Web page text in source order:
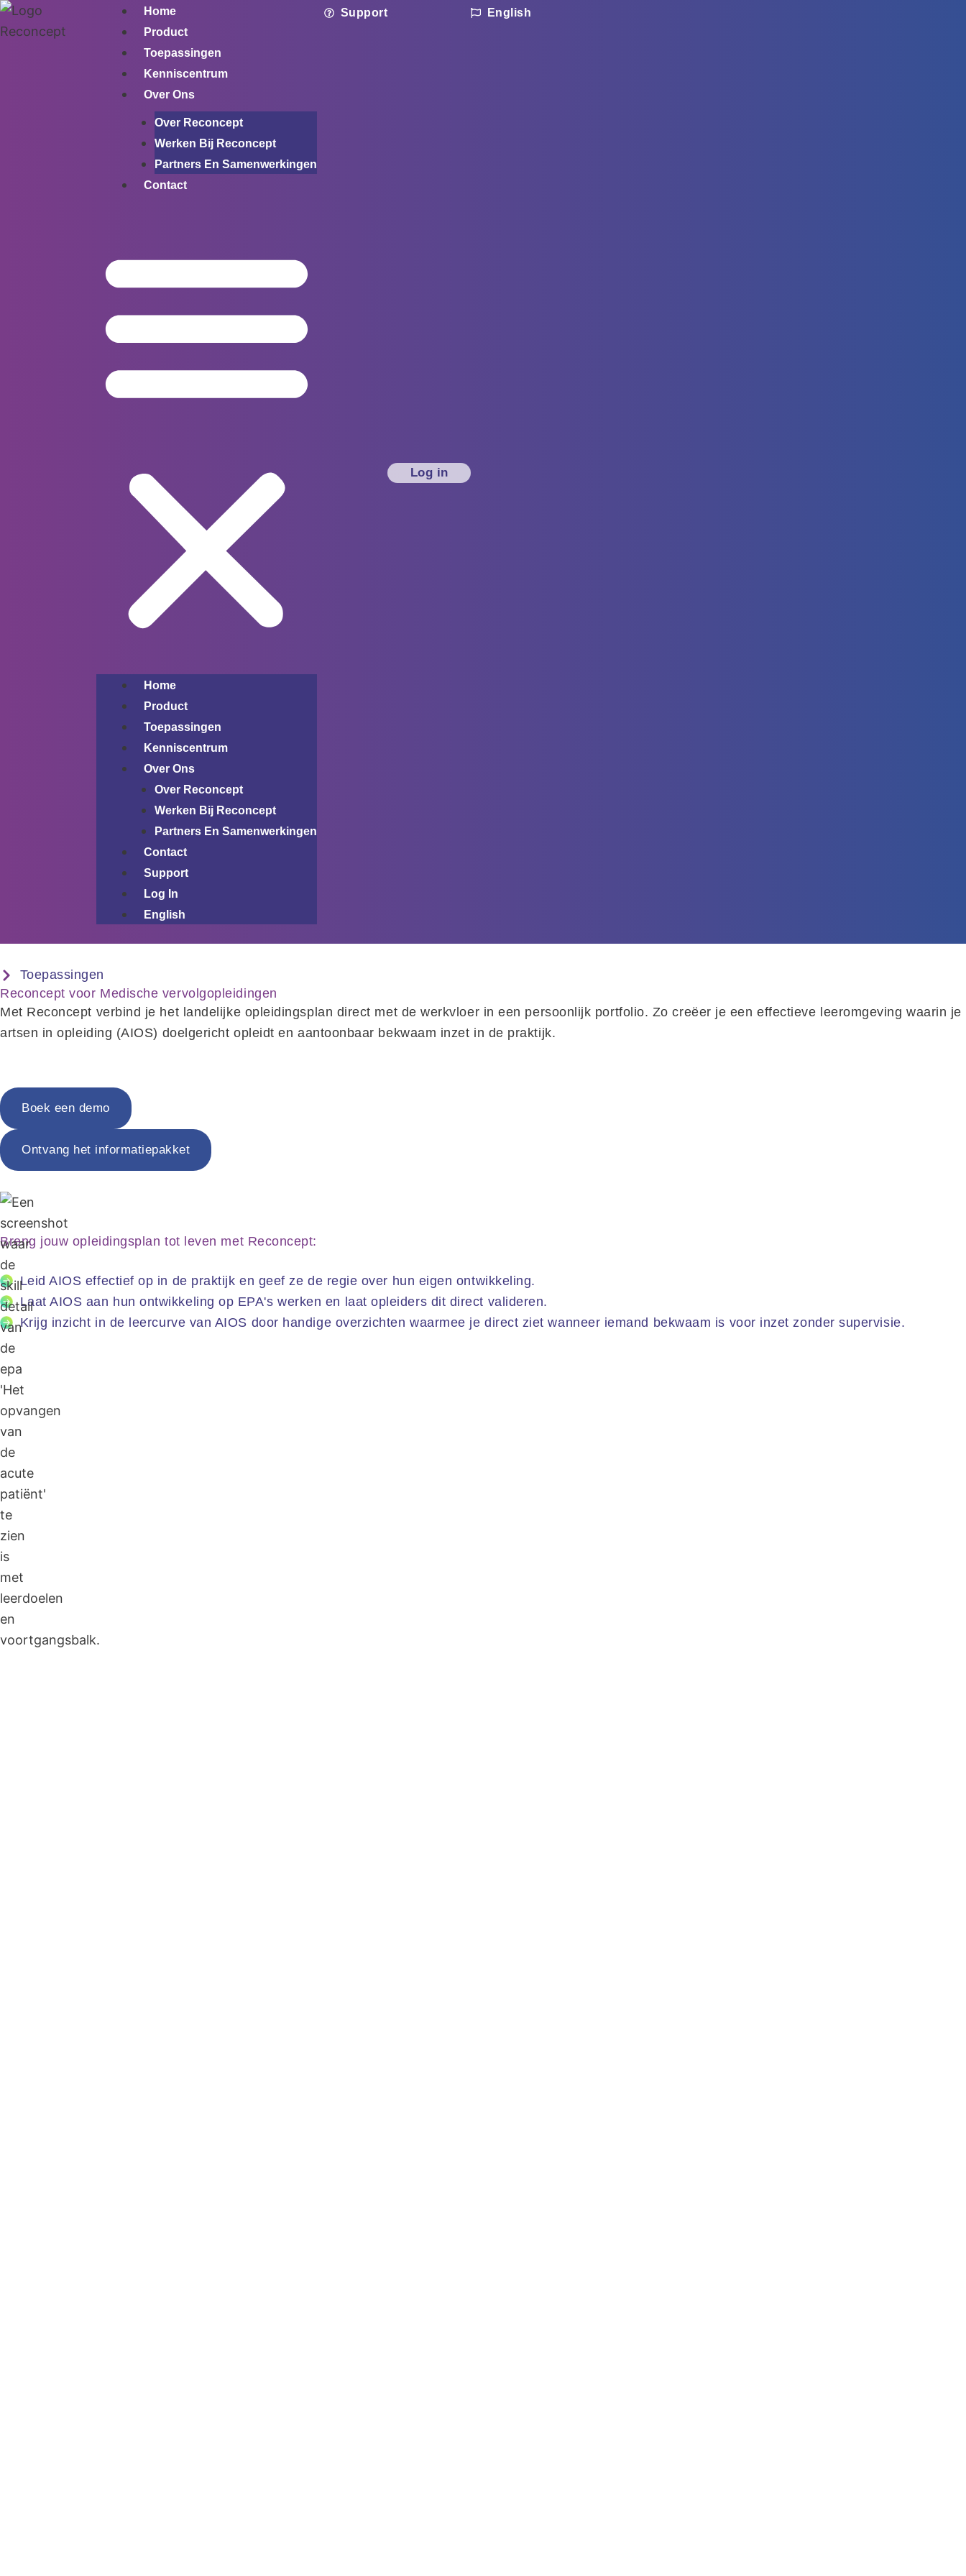
Ga
naar
Home
Product
Toepassingen
Kenniscentrum
Over Ons
Over Reconcept
Werken Bij Reconcept
Partners En Samenwerkingen
Contact
Home
Product
Toepassingen
Kenniscentrum
Over Ons
Over Reconcept
Werken Bij Reconcept
Partners En Samenwerkingen
Contact
Support
Log In
English
Support
Log in
English
Toepassingen
Reconcept voor Medische vervolgopleidingen
Met Reconcept verbind je het landelijke opleidingsplan direct met de werkvloer in een persoonlijk portfolio. Zo creëer je een effectieve leeromgeving waarin je
artsen in opleiding (AIOS) doelgericht opleidt en aantoonbaar bekwaam inzet in de praktijk.
Boek een demo
Ontvang het informatiepakket
Breng jouw opleidingsplan tot leven met Reconcept:
Leid AIOS effectief op in de praktijk en geef ze de regie over hun eigen ontwikkeling.
Laat AIOS aan hun ontwikkeling op EPA's werken en laat opleiders dit direct valideren.
Krijg inzicht in de leercurve van AIOS door handige overzichten waarmee je direct ziet wanneer iemand bekwaam is voor inzet zonder supervisie.